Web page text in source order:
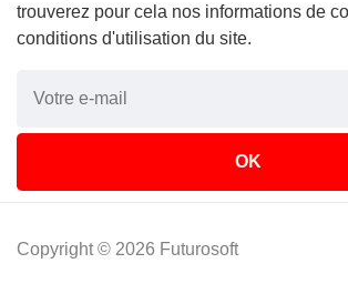
trouverez pour cela nos informations de
conditions d'utilisation du site.
Copyright © 2026 Futurosoft